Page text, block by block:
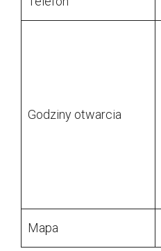
Godziny otwarcia
Mapa